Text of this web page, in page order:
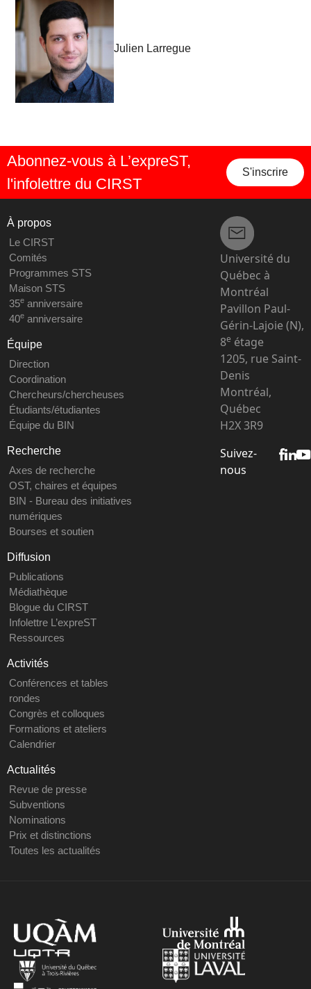
Julien Larregue
Abonnez-vous à L’expreST,
l'infolettre du CIRST
S'inscrire
À propos
Le CIRST
Comités
Programmes STS
Maison STS
35eanniversaire
40eanniversaire
Équipe
Direction
Coordination
Chercheurs/chercheuses
Étudiants/étudiantes
Équipe du BIN
Recherche
Axes de recherche
OST, chaires et équipes
BIN - Bureau des initiatives
numériques
Bourses et soutien
Diffusion
Publications
Médiathèque
Blogue du CIRST
Infolettre L’expreST
Ressources
Activités
Conférences et tables
rondes
Congrès et colloques
Formations et ateliers
Calendrier
Actualités
Revue de presse
Subventions
Nominations
Prix et distinctions
Toutes les actualités
Université du
Québec à
Montréal
Pavillon Paul-
Gérin-Lajoie (N),
8e étage
1205, rue Saint-
Denis
Montréal,
Québec
H2X 3R9
Suivez-
nous